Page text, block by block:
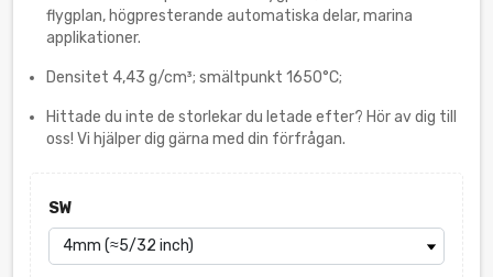
flygplan, högpresterande automatiska delar, marina
applikationer.
Densitet 4,43 g/cm³; smältpunkt 1650°C;
Hittade du inte de storlekar du letade efter? Hör av dig till
oss! Vi hjälper dig gärna med din förfrågan.
SW